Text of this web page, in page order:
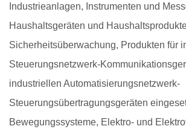
Industrieanlagen, Instrumenten und
Haushaltsgeräten und
Sicherheitsüberwachung, Produkten für
Steuerungsnetzwerk-
industriellen Automatisierungsnetzwerk-
Steuerungsübertragungsgeräten
Bewegungssysteme, Elektro- und